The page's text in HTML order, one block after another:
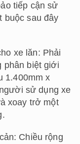
tiếp cận sử
buộc sau đây
xe lăn: Phải
phân biệt giới
1.400mm x
sử dụng xe
xoay trở một
Chiều rộng